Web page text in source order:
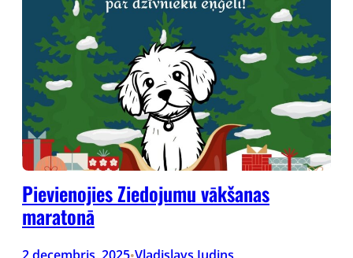
Pievienojies Ziedojumu vākšanas
maratonā